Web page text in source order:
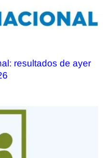
resultados de ayer